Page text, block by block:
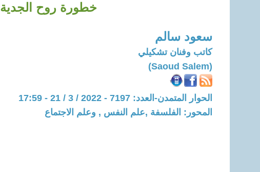
خطورة روح الجدية
سعود سالم
كاتب وفنان تشكيلي
(Saoud Salem)
الحوار المتمدن-العدد: 7197 - 2022 / 3 / 21 - 17:59
المحور: الفلسفة ,علم النفس , وعلم الاجتماع